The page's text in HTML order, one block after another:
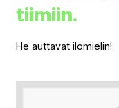
tiimiin.
He auttavat ilomielin!